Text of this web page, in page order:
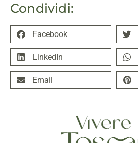
Condividi:
Facebook
LinkedIn
Email